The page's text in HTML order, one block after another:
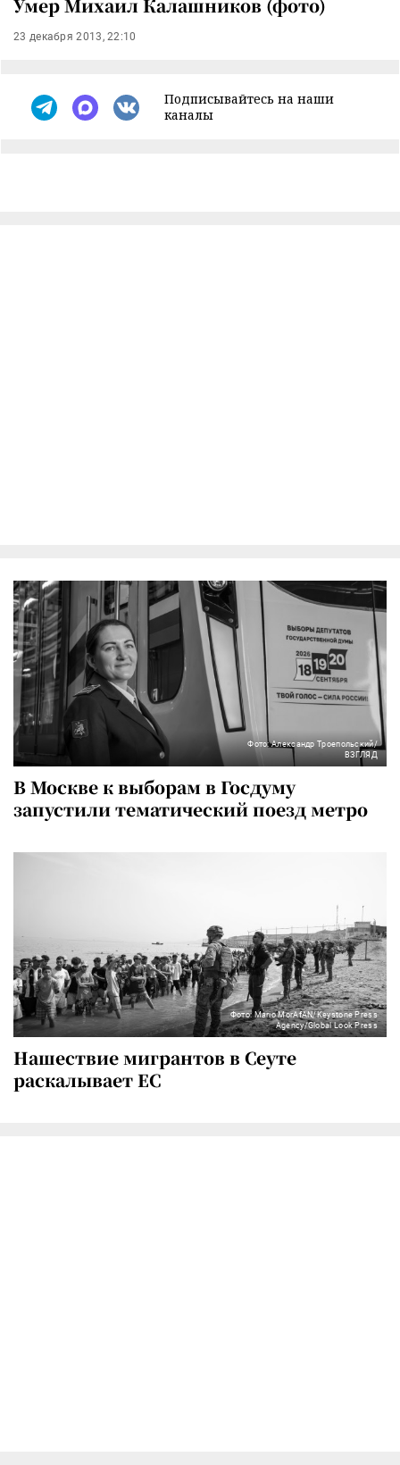
Умер Михаил Калашников (фото)
23 декабря 2013, 22:10
Подписывайтесь на наши
каналы
Фото: Александр Троепольский/
ВЗГЛЯД
В Москве к выборам в Госдуму
запустили тематический поезд метро
Фото: Mario MorAfAN/Keystone Press
Agency/Global Look Press
Нашествие мигрантов в Сеуте
раскалывает ЕС